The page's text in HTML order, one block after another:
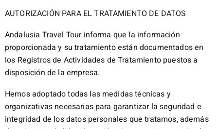
AUTORIZACIÓN PARA EL TRATAMIENTO DE DATOS
Andalusia Travel Tour informa que la información
proporcionada y su tratamiento están documentados en
los Registros de Actividades de Tratamiento puestos a
disposición de la empresa.
Hemos adoptado todas las medidas técnicas y
organizativas necesarias para garantizar la seguridad e
integridad de los datos personales que tratamos, además